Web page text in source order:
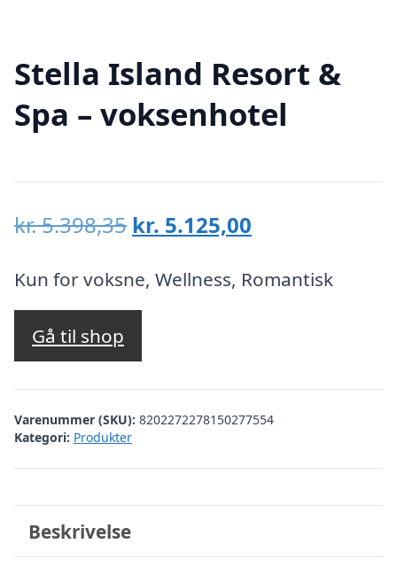
Stella Island Resort &
Spa – voksenhotel
kr.5.398,35 Den
pris
var:
kr. 5.125,00
pris
Kun for voksne, Wellness, Romantisk
Gå til shop
Varenummer (SKU): 8202272278150277554
Kategori: Produkter
Beskrivelse